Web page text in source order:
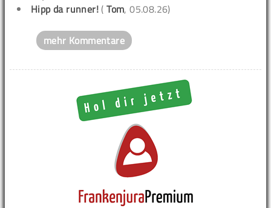
Hipp da runner! (Tom, 05.08.26)
mehr Kommentare